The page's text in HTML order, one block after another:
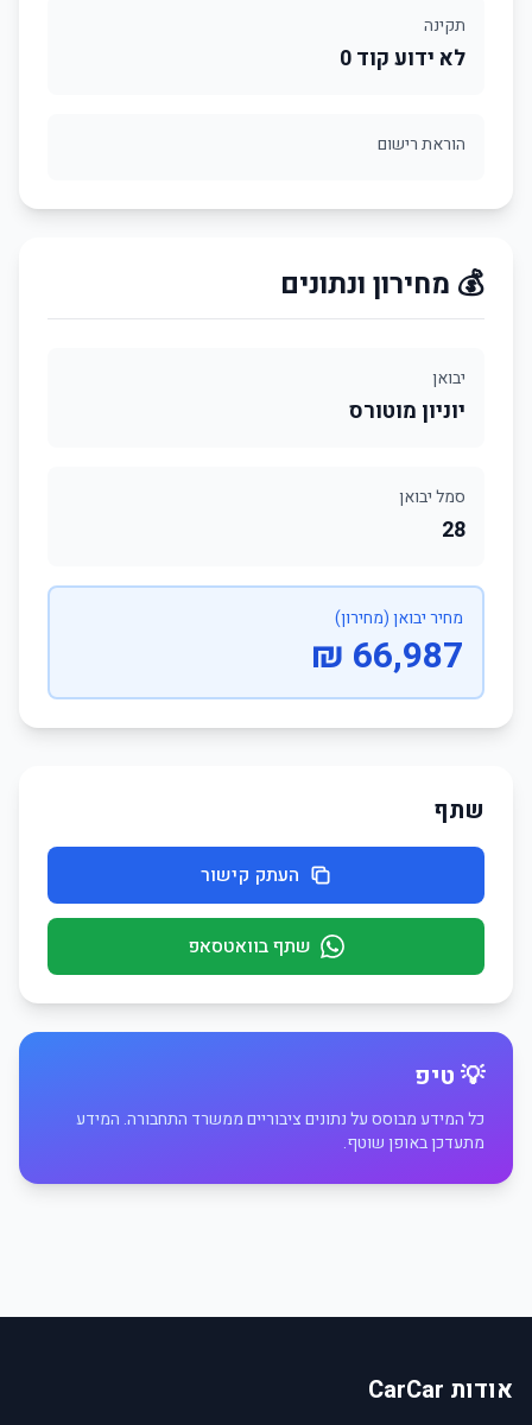
תקינה
לא ידוע קוד 0
הוראת רישום
💰 מחירון ונתונים
יבואן
יוניון מוטורס
סמל יבואן
28
מחיר יבואן (מחירון)
66,987 ₪
שתף
העתק קישור
שתף בוואטסאפ
💡 טיפ
כל המידע מבוסס על נתונים ציבוריים ממשרד התחבורה. המידע
מתעדכן באופן שוטף.
אודות CarCar